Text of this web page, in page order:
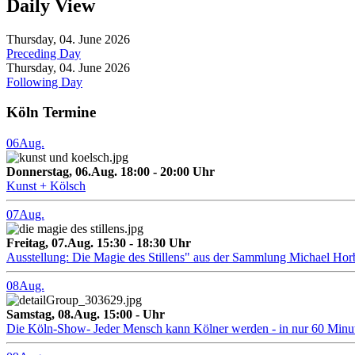
Daily View
Thursday, 04. June 2026
Preceding Day
Thursday, 04. June 2026
Following Day
Köln Termine
06Aug.
Donnerstag, 06.Aug. 18:00 - 20:00 Uhr
Kunst + Kölsch
07Aug.
Freitag, 07.Aug. 15:30 - 18:30 Uhr
Ausstellung: Die Magie des Stillens" aus der Sammlung Michael
08Aug.
Samstag, 08.Aug. 15:00 - Uhr
Die Köln-Show- Jeder Mensch kann Kölner werden - in nur 60